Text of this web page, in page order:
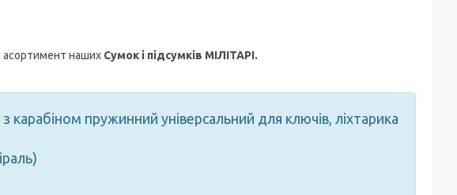
асортимент наших Сумок і підсумків МІЛІТАРІ.
пружинний універсальний для ключів, ліхтарика